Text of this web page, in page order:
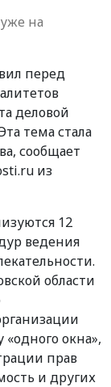
на
перед
деловой
тема стала
сообщает
из
12
ведения
области
окна»,
прав
и других